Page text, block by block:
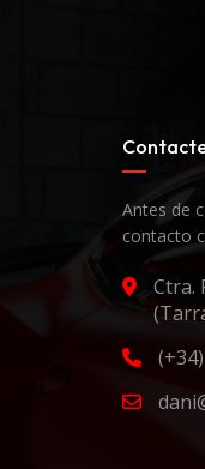
Antes de
contacto
Ctra.